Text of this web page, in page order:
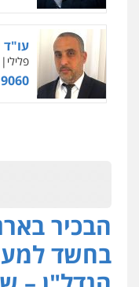
עו"ד
פלילי
פלילי
אסירים
הבכיר
בחשד